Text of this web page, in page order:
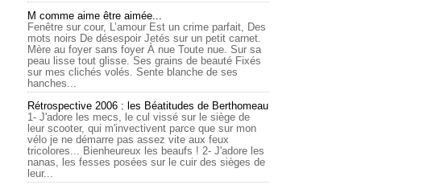
M comme aime être aimée...
Fenêtre sur cour, L’amour Est un crime parfait, Des
mots noirs De désespoir Jetés sur un petit carnet.
Mère au foyer sans foyer À nue Toute nue. Sur sa
peau lisse tout glisse. Ses grains de beauté Fixés
sur mes clichés volés. Sente blanche de ses
hanches...
Rétrospective 2006 : les Béatitudes de Berthomeau
1- J'adore les mecs, le cul vissé sur le siège de
leur scooter, qui m'invectivent parce que sur mon
vélo je ne démarre pas assez vite aux feux
tricolores... Bienheureux les beaufs ! 2- J'adore les
nanas, les fesses posées sur le cuir des sièges de
leur...